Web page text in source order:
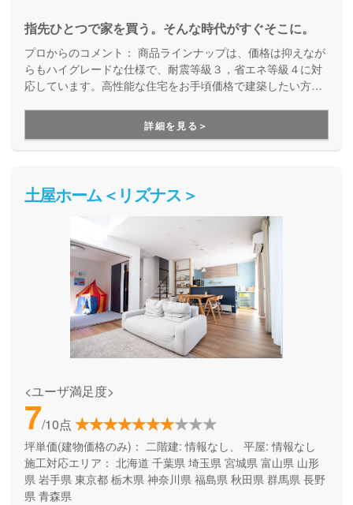
指先ひとつで家を買う。そんな時代がすぐそこに。
プロからのコメント： 商品ラインナップは、価格は抑えなが
らもハイグレードな仕様で、耐震等級３，省エネ等級４に対
応しています。高性能な住宅をお手頃価格で建築したい方は
詳細を見る＞
土屋ホーム＜リズナス＞
<ユーザ満足度>
7/10点
坪単価(建物価格のみ)： 二階建: 情報なし、 平屋: 情報なし
施工対応エリア： 北海道 千葉県 埼玉県 宮城県 富山県 山形
県 岩手県 東京都 栃木県 神奈川県 福島県 秋田県 群馬県 長野
県 青森県